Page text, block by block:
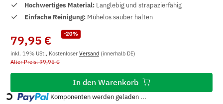
Hochwertiges Material: Langlebig und strapazierfähig
Einfache Reinigung: Mühelos sauber halten
-20%
79,95 €
inkl. 19% USt., Kostenloser Versand (innerhalb DE)
Alter Preis: 99,95 €
In den Warenkorb
Loading... Komponenten werden geladen ...